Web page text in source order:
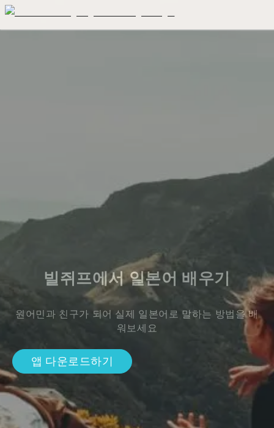
빌쥐프에서 일본어 배우기
원어민과 친구가 되어 실제 일본어로 말하는 방법을 배
워보세요
앱 다운로드하기